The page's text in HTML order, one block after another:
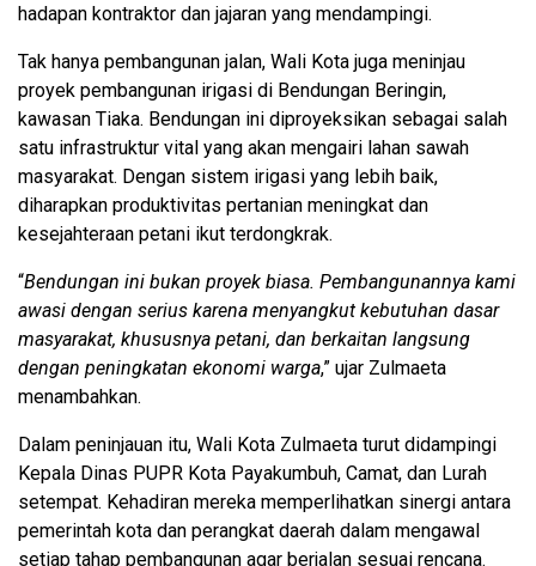
hadapan kontraktor dan jajaran yang mendampingi.
Tak hanya pembangunan jalan, Wali Kota juga meninjau
proyek pembangunan irigasi di Bendungan Beringin,
kawasan Tiaka. Bendungan ini diproyeksikan sebagai salah
satu infrastruktur vital yang akan mengairi lahan sawah
masyarakat. Dengan sistem irigasi yang lebih baik,
diharapkan produktivitas pertanian meningkat dan
kesejahteraan petani ikut terdongkrak.
“Bendungan ini bukan proyek biasa. Pembangunannya kami
awasi dengan serius karena menyangkut kebutuhan dasar
masyarakat, khususnya petani, dan berkaitan langsung
dengan peningkatan ekonomi warga,” ujar Zulmaeta
menambahkan.
Dalam peninjauan itu, Wali Kota Zulmaeta turut didampingi
Kepala Dinas PUPR Kota Payakumbuh, Camat, dan Lurah
setempat. Kehadiran mereka memperlihatkan sinergi antara
pemerintah kota dan perangkat daerah dalam mengawal
setiap tahap pembangunan agar berjalan sesuai rencana.